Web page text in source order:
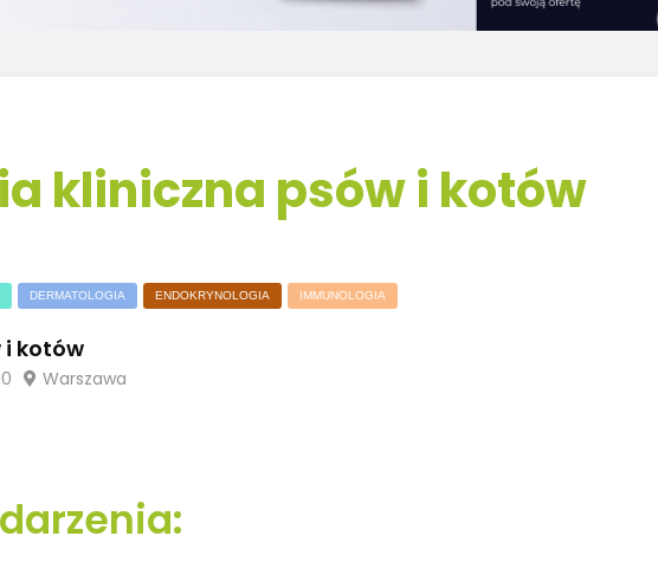
kliniczna psów i kotów
DERMATOLOGIA ENDOKRYNOLOGIA IMMUNOLOGIA
kotów
Warszawa